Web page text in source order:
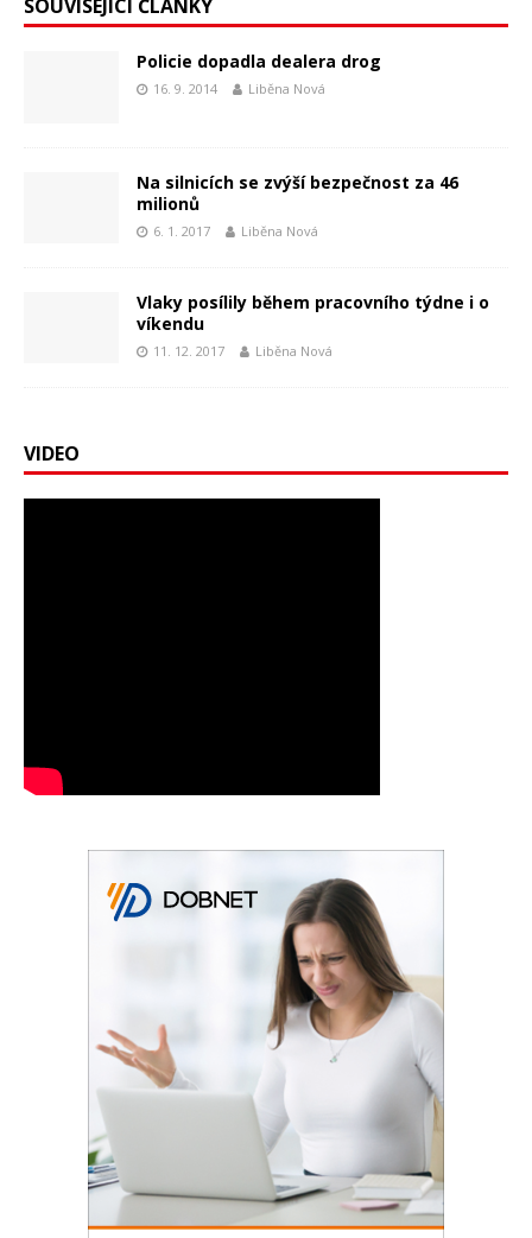
SOUVISEJÍCÍ ČLÁNKY
Policie dopadla dealera drog
16. 9. 2014 Liběna Nová
Na silnicích se zvýší bezpečnost za 46
milionů
6. 1. 2017 Liběna Nová
Vlaky posílily během pracovního týdne i o
víkendu
11. 12. 2017 Liběna Nová
VIDEO